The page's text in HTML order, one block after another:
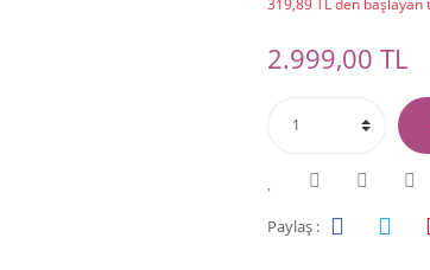
319,89 TL den başlayan
2.999,00 TL
Paylaş :